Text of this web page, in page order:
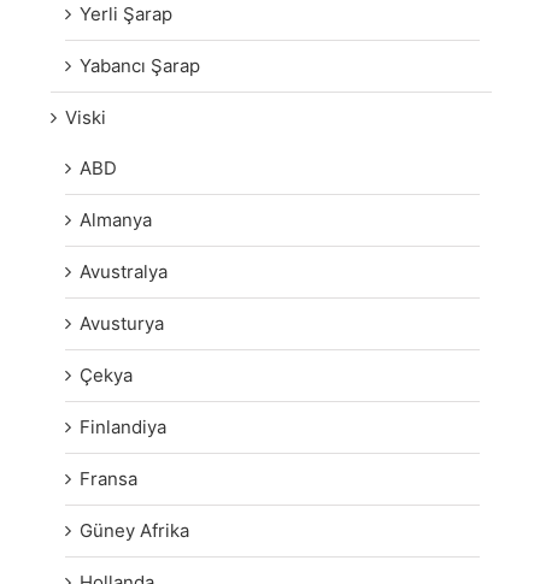
Yerli Şarap
Yabancı Şarap
Viski
ABD
Almanya
Avustralya
Avusturya
Çekya
Finlandiya
Fransa
Güney Afrika